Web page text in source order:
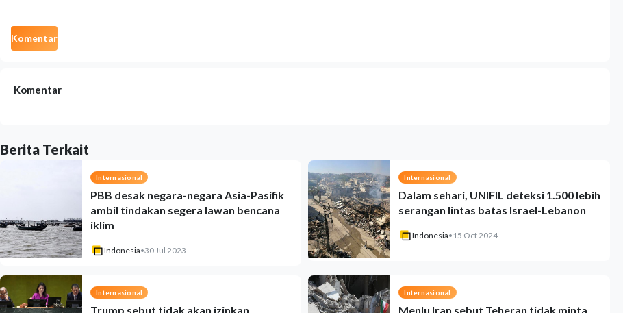
Komentar
Komentar
Berita Terkait
Internasional
PBB desak negara-negara Asia-Pasifik
ambil tindakan segera lawan bencana
iklim
Indonesia•30 Jul 2023
Internasional
Dalam sehari, UNIFIL deteksi 1.500 lebih
serangan lintas batas Israel-Lebanon
Indonesia• 15 Oct 2024
Internasional
Trump sebut tidak akan izinkan
Internasional
Menlu Iran sebut Teheran tidak minta